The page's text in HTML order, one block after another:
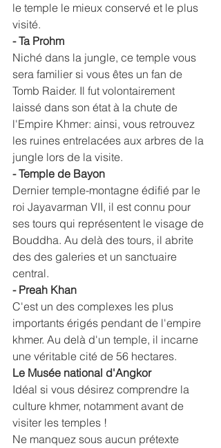
le temple le mieux conservé et le plus
visité.
- Ta Prohm
Niché dans la jungle, ce temple vous
sera familier si vous êtes un fan de
Tomb Raider. Il fut volontairement
laissé dans son état à la chute de
l'Empire Khmer: ainsi, vous retrouvez
les ruines entrelacées aux arbres de la
jungle lors de la visite.
- Temple de Bayon
Dernier temple-montagne édifié par le
roi Jayavarman VII, il est connu pour
ses tours qui représentent le visage de
Bouddha. Au delà des tours, il abrite
des des galeries et un sanctuaire
central.
- Preah Khan
C'est un des complexes les plus
importants érigés pendant de l'empire
khmer. Au delà d'un temple, il incarne
une véritable cité de 56 hectares.
Le Musée national d'Angkor
Idéal si vous désirez comprendre la
culture khmer, notamment avant de
visiter les temples !
Ne manquez sous aucun prétexte